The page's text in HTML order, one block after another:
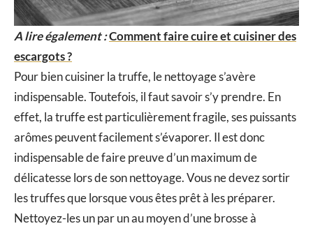
A lire également :Comment faire cuire et cuisiner des
escargots ?
Pour bien cuisiner la truffe, le nettoyage s’avère
indispensable. Toutefois, il faut savoir s’y prendre. En
effet, la truffe est particulièrement fragile, ses puissants
arômes peuvent facilement s’évaporer. Il est donc
indispensable de faire preuve d’un maximum de
délicatesse lors de son nettoyage. Vous ne devez sortir
les truffes que lorsque vous êtes prêt à les préparer.
Nettoyez-les un par un au moyen d’une brosse à